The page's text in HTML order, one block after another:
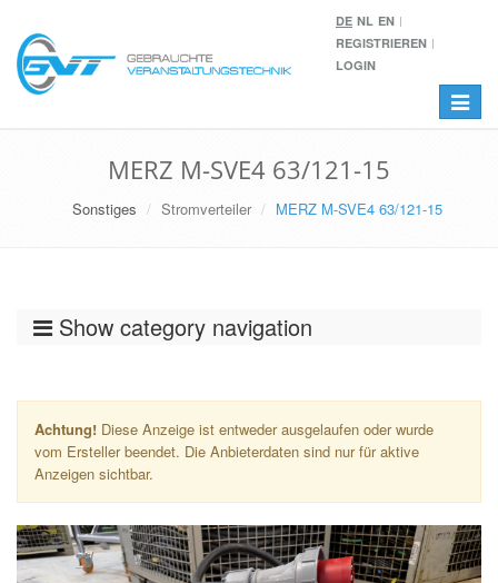
DE NL EN
REGISTRIEREN
LOGIN
Toggle
MERZ M-SVE4 63/121-15
Sonstiges Stromverteiler MERZ M-SVE4 63/121-15
Show category navigation
Achtung! Diese Anzeige ist entweder ausgelaufen oder wurde
vom Ersteller beendet. Die Anbieterdaten sind nur für aktive
Anzeigen sichtbar.